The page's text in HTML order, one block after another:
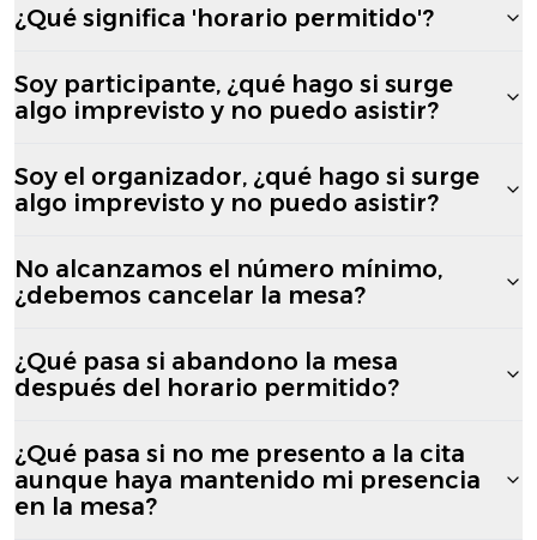
¿Qué significa 'horario permitido'?
Soy participante, ¿qué hago si surge
algo imprevisto y no puedo asistir?
Soy el organizador, ¿qué hago si surge
algo imprevisto y no puedo asistir?
No alcanzamos el número mínimo,
¿debemos cancelar la mesa?
¿Qué pasa si abandono la mesa
después del horario permitido?
¿Qué pasa si no me presento a la cita
aunque haya mantenido mi presencia
en la mesa?